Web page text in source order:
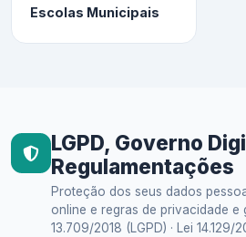
Escolas Municipais
LGPD, Governo
Regulamentações
Proteção dos seus dados
online e regras de privacidade e
13.709/2018 (LGPD) · Lei 14.129/